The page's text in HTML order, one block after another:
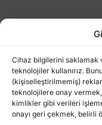
Cihaz bilgilerini saklamak
teknolojiler kullanırız.
(kişiselleştirilmemiş)
teknolojilere onay
kimlikler gibi verileri
onayı geri çekmek, belirli